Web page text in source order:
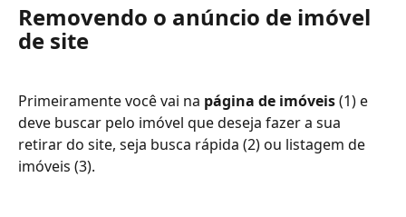
Removendo o anúncio de imóvel
de site
Primeiramente você vai na página de imóveis (1) e
deve buscar pelo imóvel que deseja fazer a sua
retirar do site, seja busca rápida (2) ou listagem de
imóveis (3).